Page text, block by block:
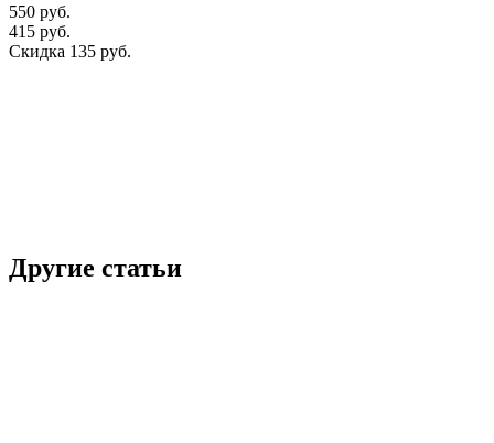
550 руб.
415 руб.
Скидка 135 руб.
Другие статьи